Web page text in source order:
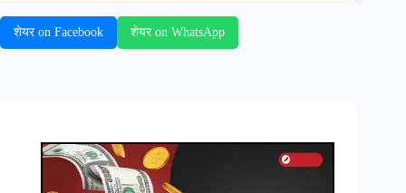
शेयर on Facebook शेयर on WhatsApp